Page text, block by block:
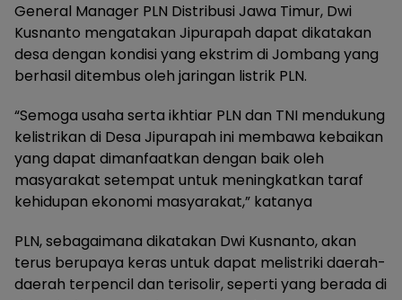
General Manager PLN Distribusi Jawa Timur, Dwi
Kusnanto mengatakan Jipurapah dapat dikatakan
desa dengan kondisi yang ekstrim di Jombang yang
berhasil ditembus oleh jaringan listrik PLN.
“Semoga usaha serta ikhtiar PLN dan TNI mendukung
kelistrikan di Desa Jipurapah ini membawa kebaikan
yang dapat dimanfaatkan dengan baik oleh
masyarakat setempat untuk meningkatkan taraf
kehidupan ekonomi masyarakat,” katanya
PLN, sebagaimana dikatakan Dwi Kusnanto, akan
terus berupaya keras untuk dapat melistriki daerah-
daerah terpencil dan terisolir, seperti yang berada di